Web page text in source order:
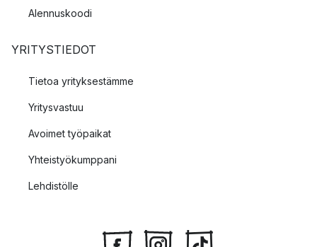
Alennuskoodi
YRITYSTIEDOT
Tietoa yrityksestämme
Yritysvastuu
Avoimet työpaikat
Yhteistyökumppani
Lehdistölle